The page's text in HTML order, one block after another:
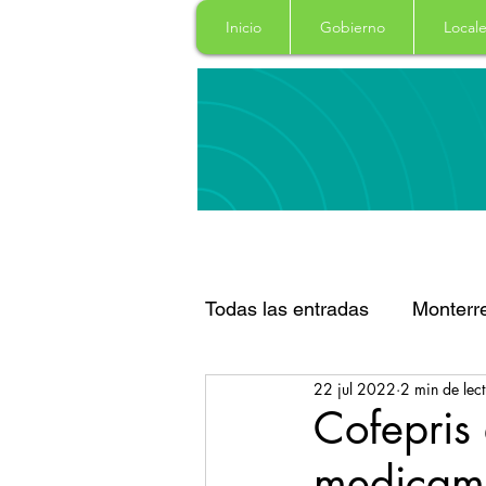
Inicio Gobierno
Todas las entradas
Santa Catarina San
22 jul 2022 2 min de